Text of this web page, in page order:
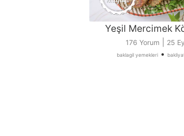
Yeşil Mercimek
176 Yorum 25
baklagil yemekleri•